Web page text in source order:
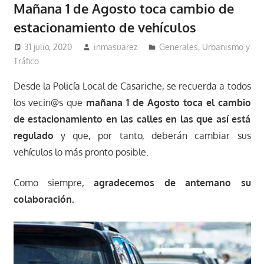
Mañana 1 de Agosto toca cambio de
estacionamiento de vehículos
31 julio, 2020 inmasuarez Generales, Urbanismo y
Tráfico
Desde la Policía Local de Casariche, se recuerda a todos
los vecin@s que mañana 1 de Agosto toca el cambio
de estacionamiento en las calles en las que así está
regulado y que, por tanto, deberán cambiar sus
vehículos lo más pronto posible.
Como siempre,agradecemos de antemano su
colaboración.